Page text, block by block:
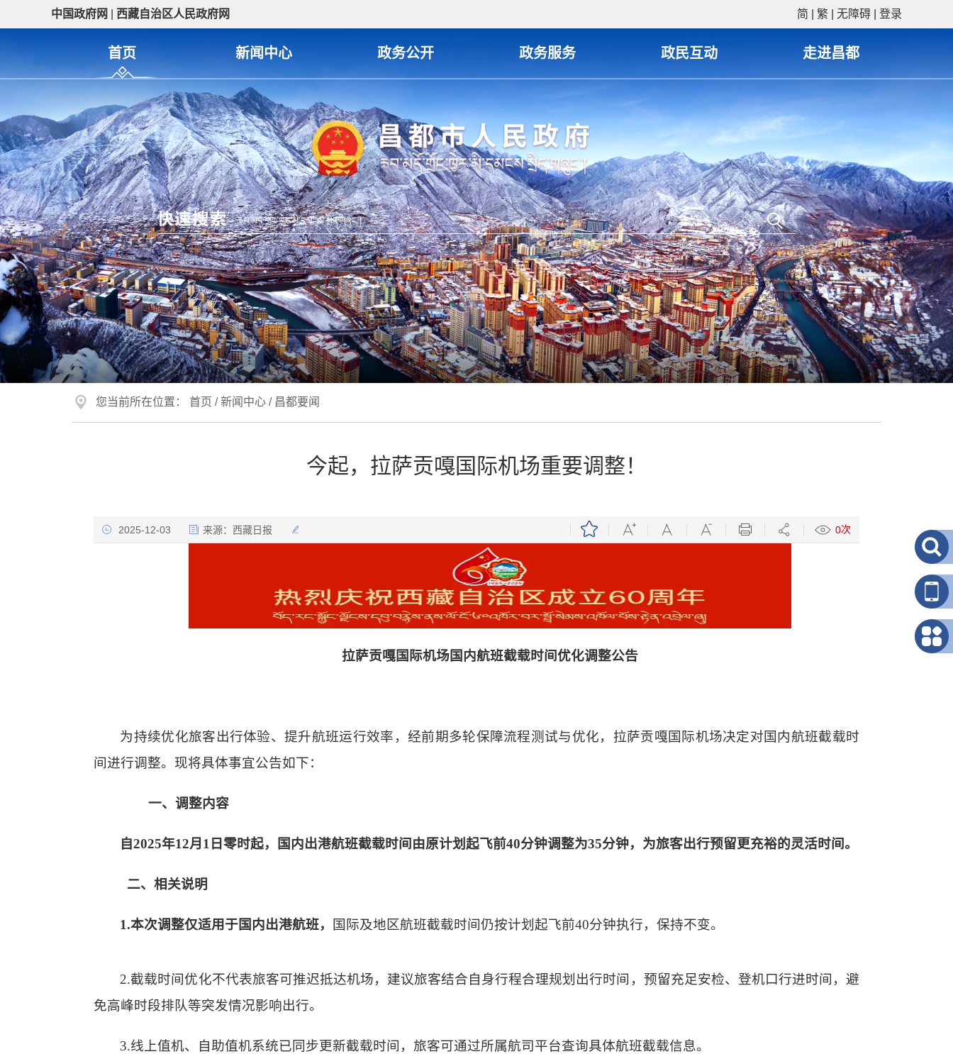
中国政府网 西藏自治区人民政府网 简 繁 无障碍 登录
首页 新闻中心 政务公开 政务服务 政民互动 走进昌都
您当前所在位置： 首页 /新闻中心 / 昌都要闻
今起，拉萨贡嘎国际机场重要调整！
2025-12-03 来源： 西藏日报 0次
拉萨贡嘎国际机场国内航班截载时间优化调整公告
为持续优化旅客出行体验、提升航班运行效率，经前期多轮保障流程测试与优化，拉萨贡嘎国际机场决定对国内航班截载时
间进行调整。现将具体事宜公告如下：
一、调整内容
自2025年12月1日零时起，国内出港航班截载时间由原计划起飞前40分钟调整为35分钟，为旅客出行预留更充裕的灵活时间。
二、相关说明
1.本次调整仅适用于国内出港航班， 国际及地区航班截载时间仍按计划起飞前40分钟执行，保持不变。
2.截载时间优化不代表旅客可推迟抵达机场，建议旅客结合自身行程合理规划出行时间，预留充足安检、登机口行进时间，避
免高峰时段排队等突发情况影响出行。
3.线上值机、自助值机系统已同步更新截载时间，旅客可通过所属航司平台查询具体航班截载信息。